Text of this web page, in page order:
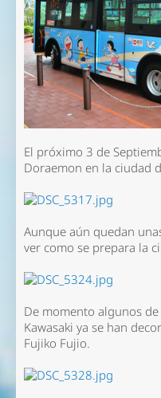
El próximo 3 de
Doraemon en la ciudad
Aunque aún quedan
ver como se prepara la
De momento algunos
Kawasaki ya se han
Fujiko Fujio.